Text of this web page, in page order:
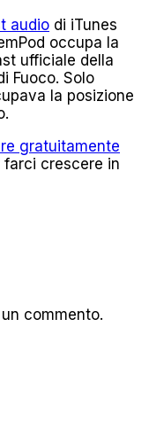
audio di iTunes
occupa la
ufficiale della
Fuoco. Solo
la posizione
gratuitamente
farci crescere in
commento.